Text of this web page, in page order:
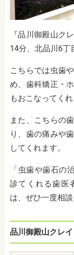
『品川御殿山ク
14分、北品川6丁
こちらでは虫歯
め、歯科矯正・
もおこなってく
また、こちらの
り、歯の痛みや
してくれます。
「虫歯や歯石の
診てくれる歯医
は、ぜひ一度相談
品川御殿山クレ